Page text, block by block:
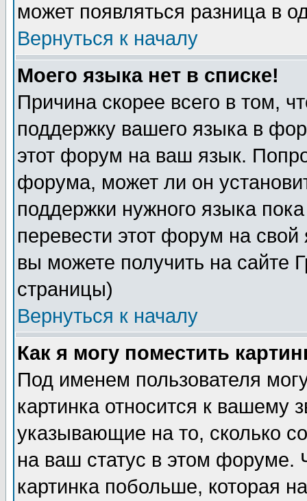
может появляться разница в
Вернуться к началу
Моего языка нет в списке!
Причина скорее всего в том,
поддержку вашего языка в
этот форум на ваш язык.
форума, может ли он
поддержки нужного языка
перевести этот форум на
вы можете получить на сайте
страницы)
Вернуться к началу
Как я могу поместить
Под именем пользователя
картинка относится к вашему
указывающие на то, сколько
на ваш статус в этом форуме.
картинка побольше, которая